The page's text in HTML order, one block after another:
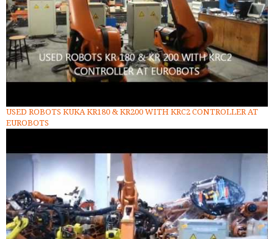
USED ROBOTS KUKA KR180 & KR200 WITH KRC2 CONTROLLER AT
EUROBOTS